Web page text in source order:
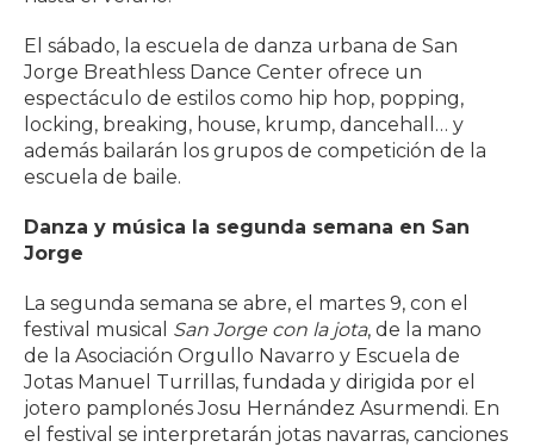
El sábado, la escuela de danza urbana de San
Jorge Breathless Dance Center ofrece un
espectáculo de estilos como hip hop, popping,
locking, breaking, house, krump, dancehall… y
además bailarán los grupos de competición de la
escuela de baile.
Danza y música la segunda semana en San
Jorge
La segunda semana se abre, el martes 9, con el
festival musical San Jorge con la jota, de la mano
de la Asociación Orgullo Navarro y Escuela de
Jotas Manuel Turrillas, fundada y dirigida por el
jotero pamplonés Josu Hernández Asurmendi. En
el festival se interpretarán jotas navarras, canciones